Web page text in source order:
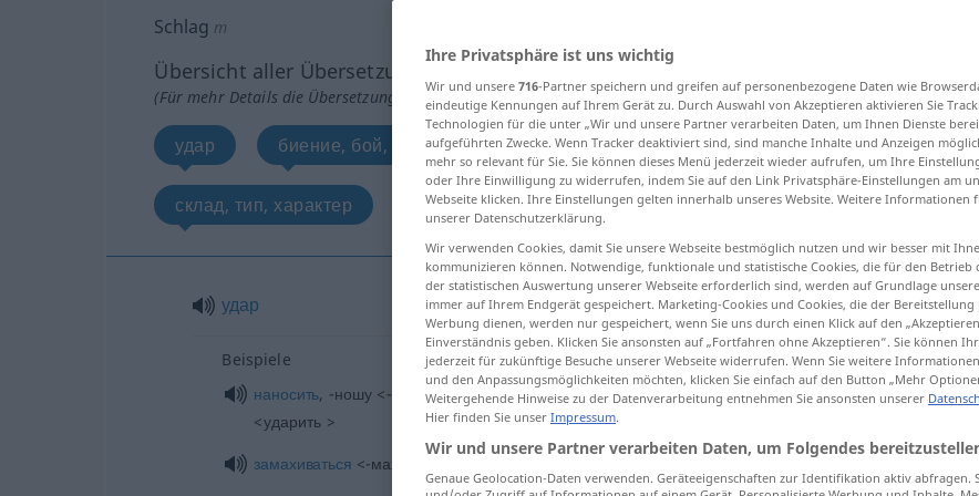
Schlag m
Übersicht aller Übersetzungen
(Für mehr Details die Übersetzung anklicken/antippen)
удар биение, бой, щe.лканье делянка, лесосека, участок участок
склад, тип, характер гребок сразу удар
удар SchlagHieb
Beispiele
наносить, -ношу <-нести> удар, ударять
<ударить >
einen Schlagversetzen
замахиваться <-махнуться > zum Schlag
ausholen
Ihre Privatsphäre ist uns wichtig
Wir und unsere 716-Partner speichern und greifen auf personenbezogene Daten wie
eindeutige Kennungen auf Ihrem Gerät zu. Durch Auswahl von Akzeptieren aktivieren Sie
Technologien für die unter „Wir und unsere Partner verarbeiten Daten, um Ihnen Dienste
aufgeführten Zwecke. Wenn Tracker deaktiviert sind, sind manche Inhalte und Anzeigen
mehr so relevant für Sie. Sie können dieses Menü jederzeit wieder aufrufen, um Ihre
oder Ihre Einwilligung zu widerrufen, indem Sie auf den Link Privatsphäre-Einstellungen am
Webseite klicken. Ihre Einstellungen gelten innerhalb unseres Website. Weitere Informationen
unserer Datenschutzerklärung.
Wir verwenden Cookies, damit Sie unsere Webseite bestmöglich nutzen und wir besser mit
kommunizieren können. Notwendige, funktionale und statistische Cookies, die für den Betrieb
der statistischen Auswertung unserer Webseite erforderlich sind, werden auf Grundlage
immer auf Ihrem Endgerät gespeichert. Marketing-Cookies und Cookies, die der
Werbung dienen, werden nur gespeichert, wenn Sie uns durch einen Klick auf den
Einverständnis geben. Klicken Sie ansonsten auf „Fortfahren ohne Akzeptieren“. Sie können
jederzeit für zukünftige Besuche unserer Webseite widerrufen. Wenn Sie weitere
und den Anpassungsmöglichkeiten möchten, klicken Sie einfach auf den Button „Mehr
Weitergehende Hinweise zu der Datenverarbeitung entnehmen Sie ansonsten unserer
Hier finden Sie unser Impressum.
Wir und unsere Partner verarbeiten Daten, um Folgendes
Genaue Geolocation-Daten verwenden. Geräteeigenschaften zur Identifikation aktiv abfragen.